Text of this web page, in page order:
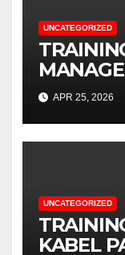
UNCATEGORIZED
APR 25, 2026
UNCATEGORIZED
KABEL